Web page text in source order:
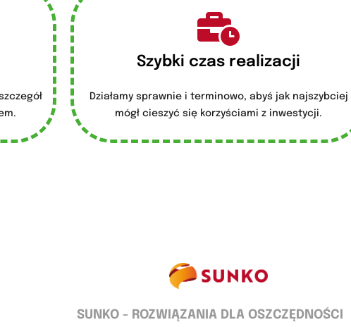
Szybki czas realizacji
Działamy sprawnie i terminowo, abyś jak najszybciej
mógł cieszyć się korzyściami z inwestycji.
SUNKO - ROZWIĄZANIA DLA OSZCZĘDNOŚCI